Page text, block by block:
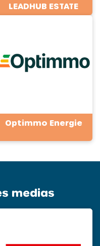
LEADHUB ESTATE
Optimmo Energie
medias